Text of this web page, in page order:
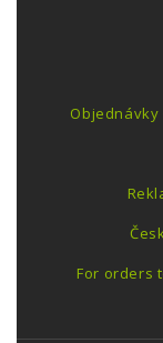
Objednávky
For orders